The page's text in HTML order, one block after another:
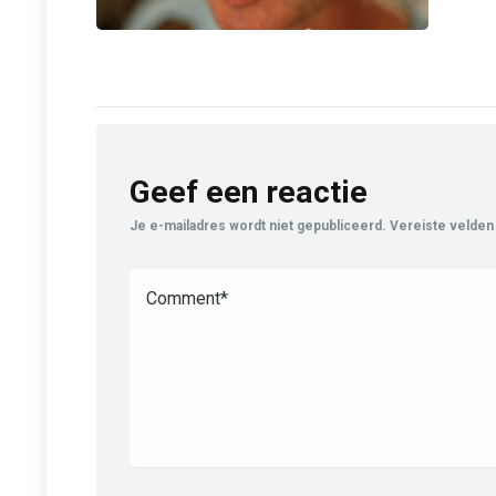
Geef een reactie
Je e-mailadres wordt niet gepubliceerd. Vereiste